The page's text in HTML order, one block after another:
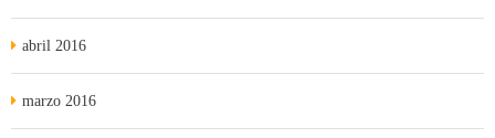
abril 2016
marzo 2016